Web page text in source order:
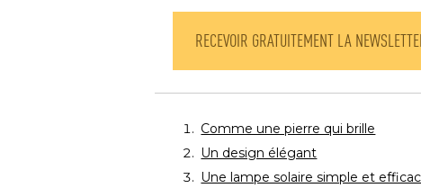
RECEVOIR GRATUITEMENT LA
Comme une pierre qui brille
Un design élégant
Une lampe solaire simple et